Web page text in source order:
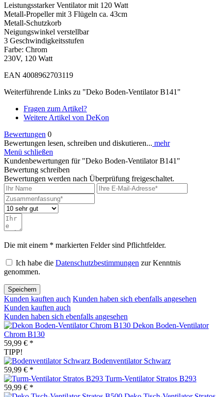
Leistungsstarker Ventilator mit 120 Watt
Metall-Propeller mit 3 Flügeln ca. 43cm
Metall-Schutzkorb
Neigungswinkel verstellbar
3 Geschwindigkeitsstufen
Farbe: Chrom
230V, 120 Watt
EAN 4008962703119
Weiterführende Links zu "Deko Boden-Ventilator B141"
Fragen zum Artikel?
Weitere Artikel von DeKon
Bewertungen 0
Bewertungen lesen, schreiben und diskutieren... mehr
Menü schließen
Kundenbewertungen für "Deko Boden-Ventilator B141"
Bewertung schreiben
Bewertungen werden nach Überprüfung freigeschaltet.
Die mit einem * markierten Felder sind Pflichtfelder.
Ich habe die Datenschutzbestimmungen zur Kenntnis
genommen.
Speichern
Kunden kauften auch Kunden haben sich ebenfalls angesehen
Kunden kauften auch
Kunden haben sich ebenfalls angesehen
Dekon Boden-Ventilator
Chrom B130
59,99 € *
TIPP!
Bodenventilator Schwarz
59,99 € *
Turm-Ventilator Stratos B293
59,99 € *